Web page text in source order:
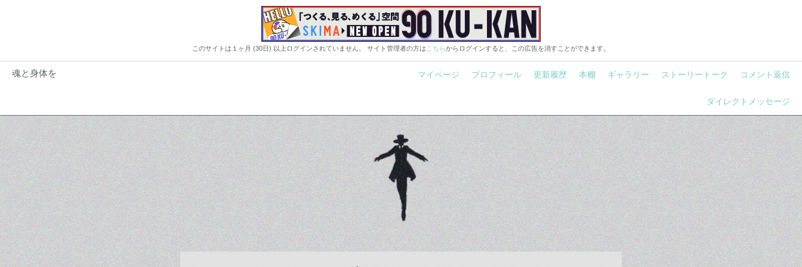
このサイトは１ヶ月 (30日) 以上ログインされていません。 サイト管理者の方は こちらからログインすると、この広告を消すことができます。
魂と身体を マイページ プロフィール 更新履歴 本棚 ギャラリー ストーリートーク コメント返信
ダイレクトメッセージ